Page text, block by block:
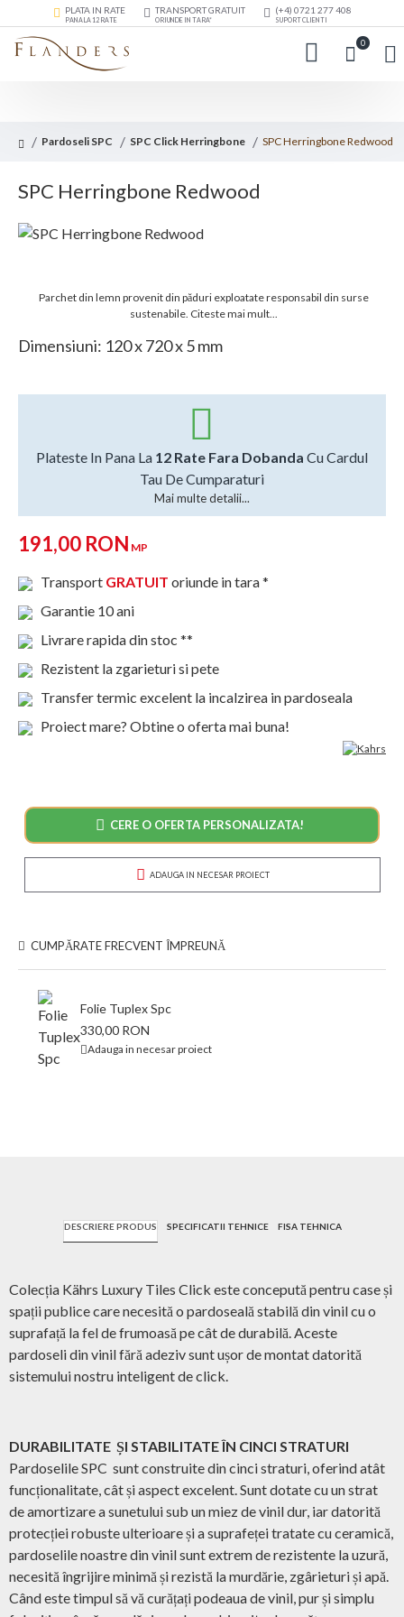
PLATA IN RATE
PANA LA 12 RATE
TRANSPORT GRATUIT
ORIUNDE IN TARA*
(+4) 0721 277 408
SUPORT CLIENTI
0
Pardoseli SPC SPC Click Herringbone SPC Herringbone Redwood
SPC Herringbone Redwood
Dimensiuni: 120 x 720 x 5 mm
Plateste In Pana La 12 Rate Fara Dobanda Cu Cardul
Tau De Cumparaturi
Mai multe detalii...
Parchet din lemn provenit din păduri exploatate responsabil din surse
sustenabile. Citeste mai mult...
191,00 RON MP
Transport GRATUIT oriunde in tara *
Garantie 10 ani
Livrare rapida din stoc **
Rezistent la zgarieturi si pete
Transfer termic excelent la incalzirea in pardoseala
Proiect mare? Obtine o oferta mai buna!
CERE O OFERTA PERSONALIZATA!
ADAUGA IN NECESAR PROIECT
CUMPĂRATE FRECVENT ÎMPREUNĂ
Folie Tuplex Spc
330,00 RON
Adauga in necesar proiect
DESCRIERE PRODUS SPECIFICATII TEHNICE FISA TEHNICA
Colecția Kährs Luxury Tiles Click este concepută pentru case și
spații publice care necesită o pardoseală stabilă din vinil cu o
suprafață la fel de frumoasă pe cât de durabilă. Aceste
pardoseli din vinil fără adeziv sunt ușor de montat datorită
sistemului nostru inteligent de click.
DURABILITATE ȘI STABILITATE ÎN CINCI STRATURI
Pardoselile SPC sunt construite din cinci straturi, oferind atât
funcționalitate, cât și aspect excelent. Sunt dotate cu un strat
de amortizare a sunetului sub un miez de vinil dur, iar datorită
protecției robuste ulterioare și a suprafeței tratate cu ceramică,
pardoselile noastre din vinil sunt extrem de rezistente la uzură,
necesită îngrijire minimă și rezistă la murdărie, zgârieturi și apă.
Când este timpul să vă curățați podeaua de vinil, pur și simplu